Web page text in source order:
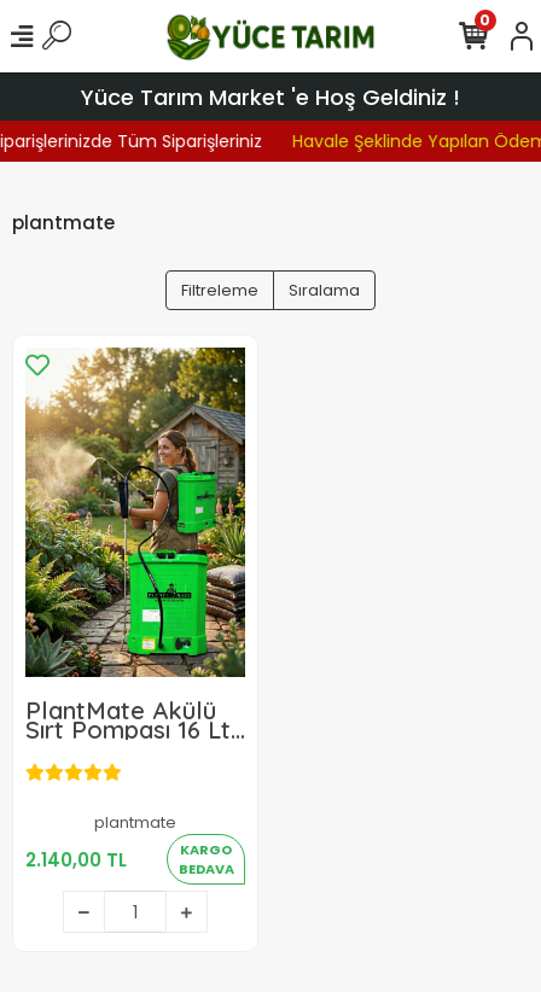
Yüce Tarım Market 'e Hoş Geldiniz !
Tüm Siparişleriniz Havale Şeklinde Yapılan
0
plantmate
Filtreleme Sıralama
PlantMate Akülü
Sırt Pompası 16 Lt
5.5 Kg
plantmate
2.140,00 TL
KARGO
BEDAVA
2.140,00 TL
Sepete Ekle